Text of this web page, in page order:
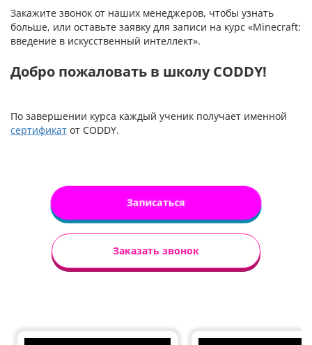
Закажите звонок от наших менеджеров, чтобы узнать
больше, или оставьте заявку для записи на курс «Minecraft:
введение в искусственный интеллект».
Добро пожаловать в школу CODDY!
По завершении курса каждый ученик получает именной
сертификат от CODDY.
Записаться
Заказать звонок